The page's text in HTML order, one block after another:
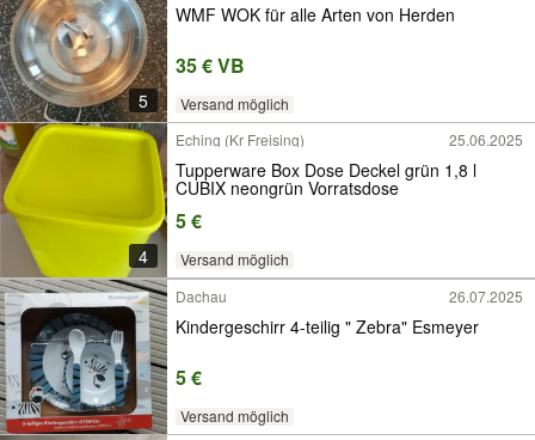
5
WMF WOK für alle Arten von Herden
35 € VB
Versand möglich
4
Eching (Kr Freising) 25.06.2025
Tupperware Box Dose Deckel grün 1,8 l
CUBIX neongrün Vorratsdose
5 €
Versand möglich
Dachau
26.07.2025
Kindergeschirr 4-teilig " Zebra" Esmeyer
5 €
Versand möglich